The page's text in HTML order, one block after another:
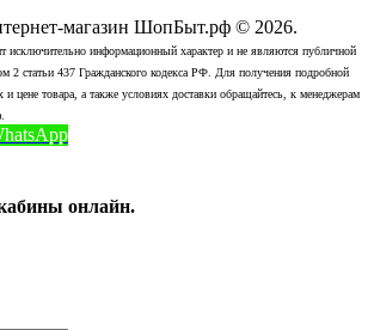
магазин ШопБыт.рф © 2026.
исключительно информационный характер и не являются публичной
2 статьи 437 Гражданского кодекса РФ. Для получения подробной
и цене товара, а также условиях доставки обращайтесь, к менеджерам
онлайн.